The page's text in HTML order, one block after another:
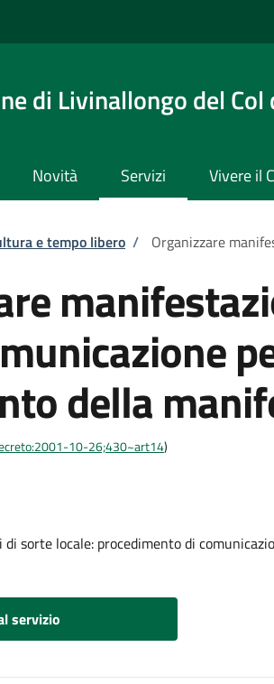
di Livinallongo del Col
Novità Servizi Vivere il
pane
e tempo libero / Organizzare
della
10-26;430~art14)
sorte locale: procedimento di
servizio